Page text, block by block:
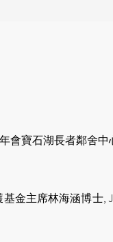
會寶石湖長者鄰舍
金主席林海涵博士,